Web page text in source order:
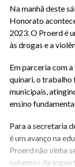
Na manhã deste
Honorato
2023. O Proerd é
às drogas e a
Em parceria com
quinari, o trabalho
municipais,
ensino
Para a secretaria
é um avanço na
Proerd não vinha
sabemos da